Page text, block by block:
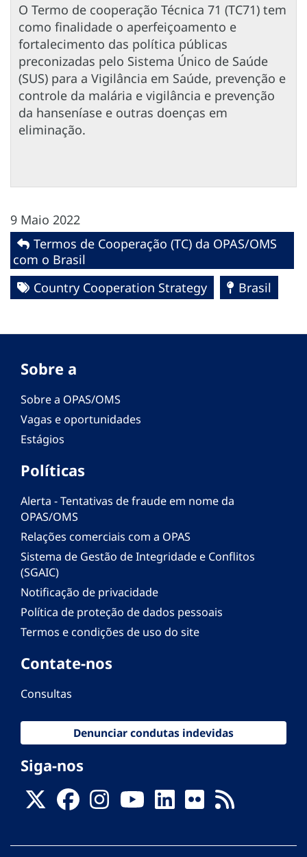
O Termo de cooperação Técnica 71 (TC71) tem
como finalidade o aperfeiçoamento e
fortalecimento das política públicas
preconizadas pelo Sistema Único de Saúde
(SUS) para a Vigilância em Saúde, prevenção e
controle da malária e vigilância e prevenção
da hanseníase e outras doenças em
eliminação.
9 Maio 2022
Termos de Cooperação (TC) da OPAS/OMS
com o Brasil
Country Cooperation Strategy
Brasil
Sobre a
Sobre a OPAS/OMS
Vagas e oportunidades
Estágios
Políticas
Alerta - Tentativas de fraude em nome da
OPAS/OMS
Relações comerciais com a OPAS
Sistema de Gestão de Integridade e Conflitos
(SGAIC)
Notificação de privacidade
Política de proteção de dados pessoais
Termos e condições de uso do site
Contate-nos
Consultas
Denunciar condutas indevidas
Siga-nos